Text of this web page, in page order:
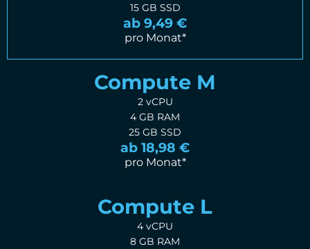
15 GB SSD
ab 9,49 €
pro Monat*
Compute M
2 vCPU
4 GB RAM
25 GB SSD
ab 18,98 €
pro Monat*
Compute L
4 vCPU
8 GB RAM